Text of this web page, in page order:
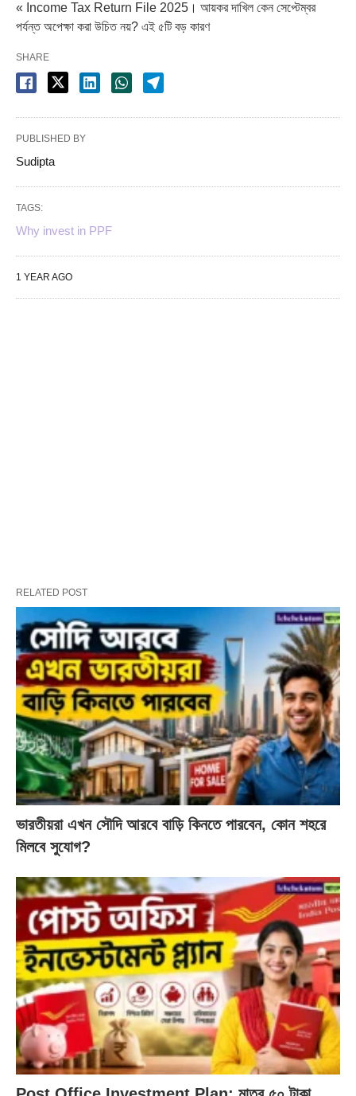
« Income Tax Return File 2025। আয়কর দাখিল কেন সেপ্টেম্বর
পর্যন্ত অপেক্ষা করা উচিত নয়? এই ৫টি বড় কারণ
SHARE
PUBLISHED BY
Sudipta
TAGS:
Why invest in PPF
1 YEAR AGO
RELATED POST
ভারতীয়রা এখন সৌদি আরবে বাড়ি কিনতে পারবেন, কোন শহরে
মিলবে সুযোগ?